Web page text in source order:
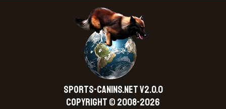
SPORTS-CANINS.NET V2.0.0
Copyright © 2008-2026